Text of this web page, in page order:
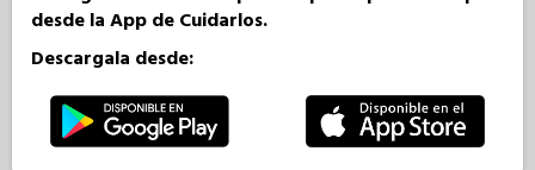
desde la App de Cuidarlos.
Descargala desde: